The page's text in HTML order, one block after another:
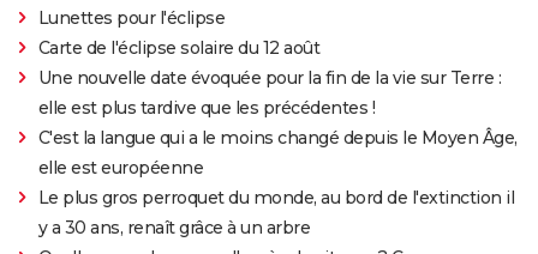
Lunettes pour l'éclipse
Carte de l'éclipse solaire du 12 août
Une nouvelle date évoquée pour la fin de la vie sur Terre :
elle est plus tardive que les précédentes !
C'est la langue qui a le moins changé depuis le Moyen Âge,
elle est européenne
Le plus gros perroquet du monde, au bord de l'extinction il
y a 30 ans, renaît grâce à un arbre